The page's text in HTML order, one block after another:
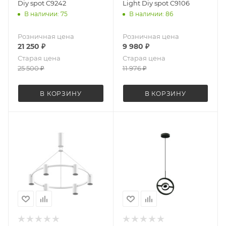
Diy spot C9242
В наличии: 75
Розничная цена
21 250 ₽
Старая цена
25 500₽
В КОРЗИНУ
Light Diy spot C9106
В наличии: 86
Розничная цена
9 980 ₽
Старая цена
11 976₽
В КОРЗИНУ